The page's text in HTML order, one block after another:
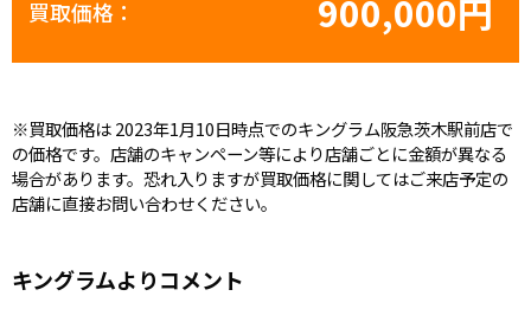
買取価格： 900,000円
※買取価格は 2023年1月10日時点でのキングラム阪急茨木駅前店で
の価格です。店舗のキャンペーン等により店舗ごとに金額が異なる
場合があります。恐れ入りますが買取価格に関してはご来店予定の
店舗に直接お問い合わせください。
キングラムよりコメント